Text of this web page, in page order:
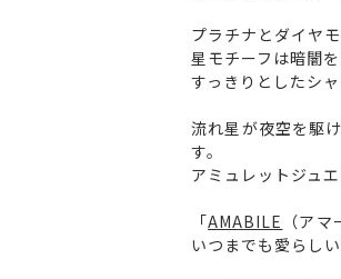
プラチナとダイヤ
星モチーフは暗闇
すっきりとしたシ
流れ星が夜空を駆
す。
アミュレットジュ
「AMABILE （アマ
いつまでも愛らし